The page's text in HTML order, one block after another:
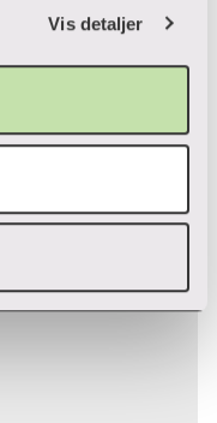
Vis detaljer